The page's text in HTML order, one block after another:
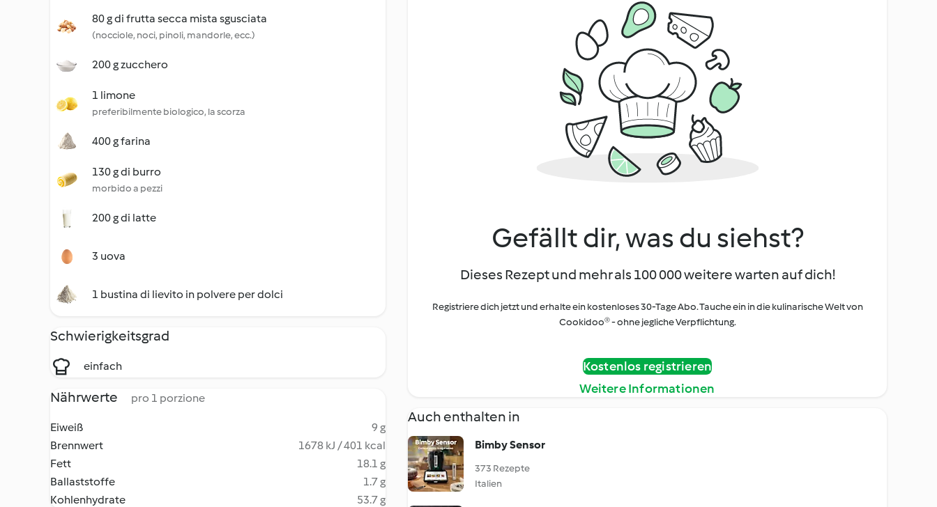
80 g di frutta secca mista sgusciata
(nocciole, noci, pinoli, mandorle, ecc.)
200 g zucchero
1 limone
preferibilmente biologico, la scorza
400 g farina
130 g di burro
morbido a pezzi
200 g di latte
3 uova
1 bustina di lievito in polvere per dolci
Schwierigkeitsgrad
einfach
Nährwerte pro 1 porzione
Eiweiß
9 g
Brennwert
1678 kJ / 401 kcal
Fett
18.1 g
Ballaststoffe
1.7 g
Kohlenhydrate
53.7 g
Gefällt dir, was du siehst?
Dieses Rezept und mehr als 100 000 weitere warten auf dich!
Registriere dich jetzt und erhalte ein kostenloses 30-Tage Abo. Tauche ein in die kulinarische Welt von
Cookidoo® - ohne jegliche Verpflichtung.
Kostenlos registrieren
Weitere Informationen
Auch enthalten in
Bimby Sensor
373 Rezepte
Italien